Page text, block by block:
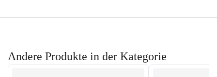
Andere Produkte in der Kategorie